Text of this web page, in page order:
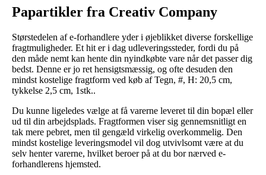
Papartikler fra Creativ Company
Størstedelen af e-forhandlere yder i øjeblikket diverse forskellige
fragtmuligheder. Et hit er i dag udleveringssteder, fordi du på
den måde nemt kan hente din nyindkøbte vare når det passer dig
bedst. Denne er jo ret hensigtsmæssig, og ofte desuden den
mindst kostelige fragtform ved køb af Tegn, #, H: 20,5 cm,
tykkelse 2,5 cm, 1stk..
Du kunne ligeledes vælge at få varerne leveret til din bopæl eller
ud til din arbejdsplads. Fragtformen viser sig gennemsnitligt en
tak mere pebret, men til gengæld virkelig overkommelig. Den
mindst kostelige leveringsmodel vil dog utvivlsomt være at du
selv henter varerne, hvilket beroer på at du bor nærved e-
forhandlerens hjemsted.